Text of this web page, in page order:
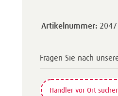
Artikelnummer:
Fragen Sie nach
Händler vor Ort